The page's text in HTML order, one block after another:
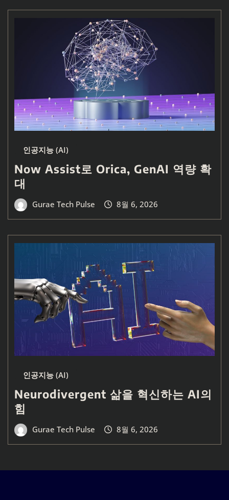
인공지능 (AI)
Now Assist로 Orica, GenAI 역량 확
대
Gurae Tech Pulse 8월 6, 2026
인공지능 (AI)
Neurodivergent 삶을 혁신하는 AI의
힘
Gurae Tech Pulse 8월 6, 2026